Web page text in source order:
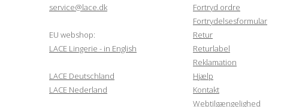
service@lace.dk
EU webshop:
LACE Lingerie - in English
LACE Deutschland
LACE Nederland
Fortryd ordre
Fortrydelsesformular
Retur
Returlabel
Reklamation
Hjælp
Kontakt
Webtilgængelighed